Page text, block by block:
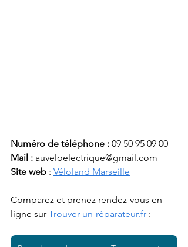
Numéro de téléphone : 09 50 95 09 00
Mail : auveloelectrique@gmail.com
Site web : Véloland Marseille
Comparez et prenez rendez-vous en
ligne sur Trouver-un-réparateur.fr :